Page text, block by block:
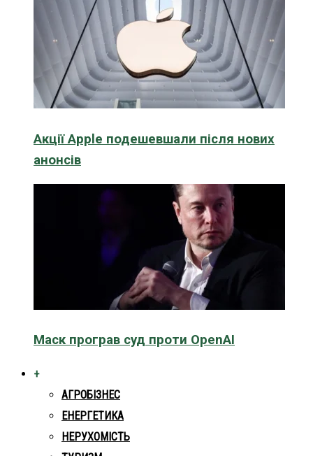
Акції Apple подешевшали після нових
анонсів
Маск програв суд проти OpenAI
+
АГРОБІЗНЕС
ЕНЕРГЕТИКА
НЕРУХОМІСТЬ